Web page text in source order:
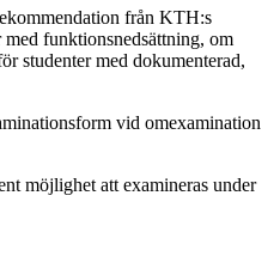
från KTH:s
funktionsnedsättning, om
studenter med dokumenterad,
vid omexamination
möjlighet att examineras under